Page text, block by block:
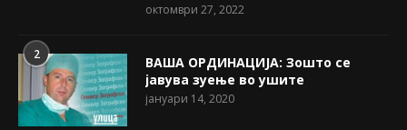
октомври 27, 2022
2
ВАША ОРДИНАЦИЈА: Зошто се
јавува зуење во ушите
јануари 14, 2020